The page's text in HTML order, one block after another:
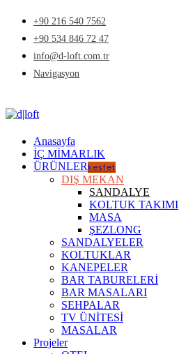
+90 216 540 7562
+90 534 846 72 47
info@d-loft.com.tr
Navigasyon
Anasayfa
İÇ MİMARLIK
ÜRÜNLERkeşfet
DIŞ MEKAN
SANDALYE
KOLTUK TAKIMI
MASA
ŞEZLONG
SANDALYELER
KOLTUKLAR
KANEPELER
BAR TABURELERİ
BAR MASALARI
SEHPALAR
TV ÜNİTESİ
MASALAR
Projeler